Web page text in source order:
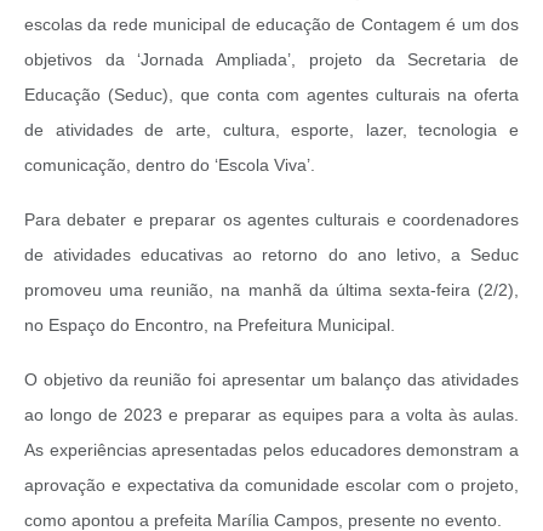
escolas da rede municipal de educação de Contagem é um dos
objetivos da ‘Jornada Ampliada’, projeto da Secretaria de
Educação (Seduc), que conta com agentes culturais na oferta
de atividades de arte, cultura, esporte, lazer, tecnologia e
comunicação, dentro do ‘Escola Viva’.
Para debater e preparar os agentes culturais e coordenadores
de atividades educativas ao retorno do ano letivo, a Seduc
promoveu uma reunião, na manhã da última sexta-feira (2/2),
no Espaço do Encontro, na Prefeitura Municipal.
O objetivo da reunião foi apresentar um balanço das atividades
ao longo de 2023 e preparar as equipes para a volta às aulas.
As experiências apresentadas pelos educadores demonstram a
aprovação e expectativa da comunidade escolar com o projeto,
como apontou a prefeita Marília Campos, presente no evento.